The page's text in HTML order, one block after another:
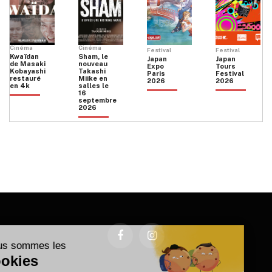
Cinéma
Kwaïdan
de Masaki
Kobayashi
restauré
en 4k
Cinéma
Sham, le
nouveau
Takashi
Miike en
salles le
16
septembre
2026
Festival
Japan
Expo
Paris
2026
Festival
Japan
Tours
Festival
2026
FacebookInstagram